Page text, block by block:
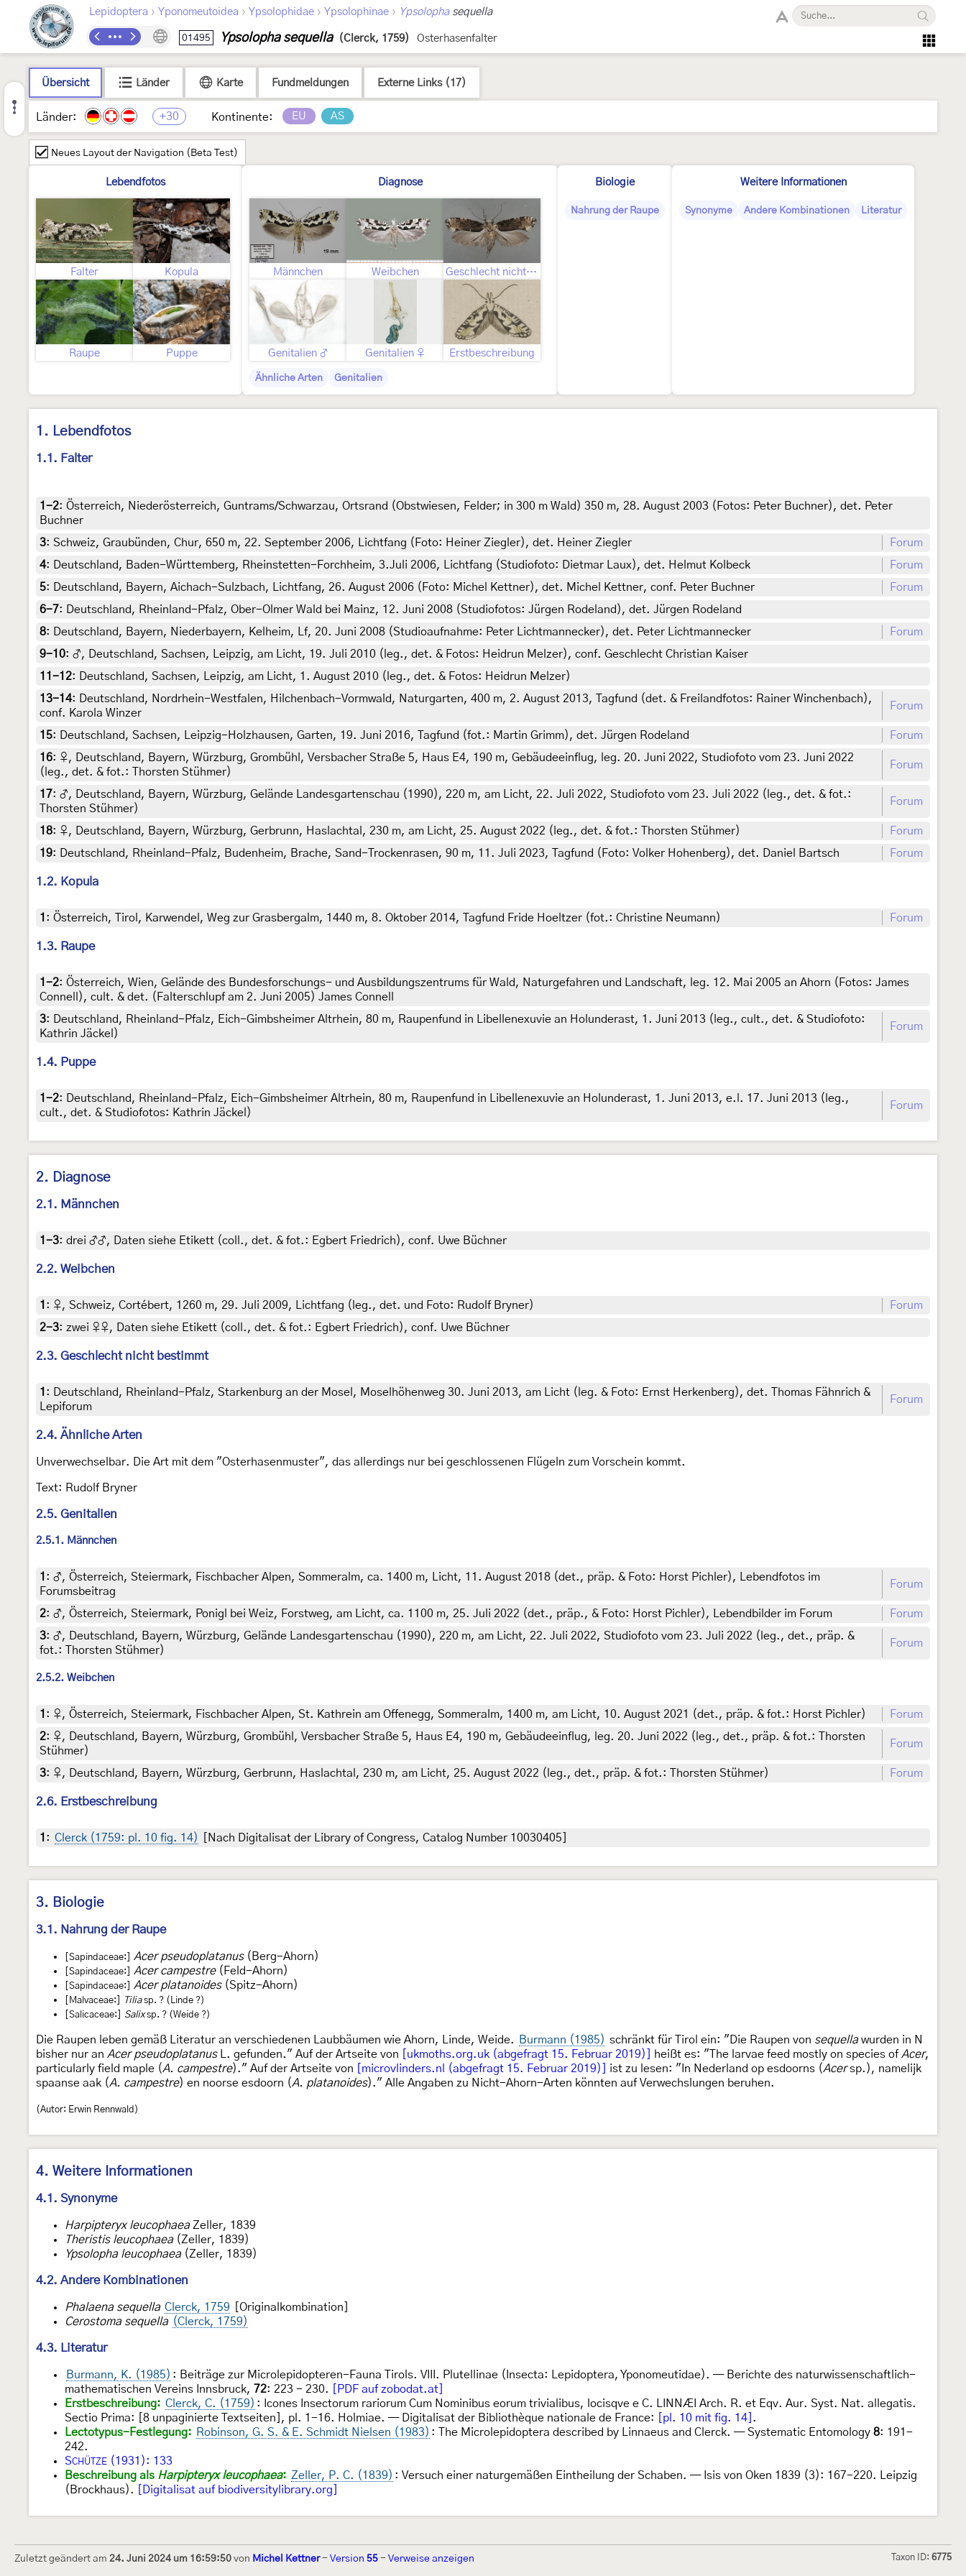
Lepidoptera › Yponomeutoidea › Ypsolophidae › Ypsolophinae › Ypsolophasequella
01495 Ypsolopha sequella (Clerck, 1759) Osterhasenfalter
Übersicht Länder Karte Fundmeldungen Externe Links (17)
Länder: +30 Kontinente: EU AS
Neues Layout der Navigation (Beta Test)
Lebendfotos
Falter Kopula
Raupe Puppe
Diagnose
Männchen Weibchen Geschlecht nicht bestimmt
Genitalien ♂ Genitalien ♀ Erstbeschreibung
Ähnliche Arten Genitalien
Biologie
Nahrung der Raupe
Weitere Informationen
Synonyme Andere Kombinationen Literatur
1. Lebendfotos
1.1. Falter
1-2: Österreich, Niederösterreich, Guntrams/Schwarzau, Ortsrand (Obstwiesen, Felder; in 300 m Wald) 350 m, 28. August 2003 (Fotos: Peter Buchner), det. Peter
Buchner
3: Schweiz, Graubünden, Chur, 650 m, 22. September 2006, Lichtfang (Foto: Heiner Ziegler), det. Heiner Ziegler
Forum
4: Deutschland, Baden-Württemberg, Rheinstetten-Forchheim, 3.Juli 2006, Lichtfang (Studiofoto: Dietmar Laux), det. Helmut Kolbeck
Forum
5: Deutschland, Bayern, Aichach-Sulzbach, Lichtfang, 26. August 2006 (Foto: Michel Kettner), det. Michel Kettner, conf. Peter Buchner
Forum
6-7:
Deutschland, Rheinland-Pfalz, Ober-Olmer Wald bei Mainz, 12. Juni 2008 (Studiofotos: Jürgen Rodeland), det. Jürgen Rodeland
8: Deutschland, Bayern, Niederbayern, Kelheim, Lf, 20. Juni 2008 (Studioaufnahme: Peter Lichtmannecker), det. Peter Lichtmannecker
Forum
9-10: ♂, Deutschland, Sachsen, Leipzig, am Licht, 19. Juli 2010 (leg., det. & Fotos: Heidrun Melzer), conf. Geschlecht Christian Kaiser
11-12:
Deutschland, Sachsen, Leipzig, am Licht, 1. August 2010 (leg., det. & Fotos: Heidrun Melzer)
13-14:
Deutschland, Nordrhein-Westfalen, Hilchenbach-Vormwald, Naturgarten, 400 m, 2. August 2013, Tagfund (det. & Freilandfotos: Rainer Winchenbach),
conf. Karola Winzer
Forum
15: Deutschland, Sachsen, Leipzig-Holzhausen, Garten, 19. Juni 2016, Tagfund (fot.: Martin Grimm), det. Jürgen Rodeland
Forum
16: ♀, Deutschland, Bayern, Würzburg, Grombühl, Versbacher Straße 5, Haus E4, 190 m, Gebäudeeinflug, leg. 20. Juni 2022, Studiofoto vom 23. Juni 2022
(leg., det. & fot.: Thorsten Stühmer)
Forum
17: ♂, Deutschland, Bayern, Würzburg, Gelände Landesgartenschau (1990), 220 m, am Licht, 22. Juli 2022, Studiofoto vom 23. Juli 2022 (leg., det. & fot.:
Thorsten Stühmer)
Forum
18: ♀, Deutschland, Bayern, Würzburg, Gerbrunn, Haslachtal, 230 m, am Licht, 25. August 2022 (leg., det. & fot.: Thorsten Stühmer)
Forum
19: Deutschland, Rheinland-Pfalz, Budenheim, Brache, Sand-Trockenrasen, 90 m, 11. Juli 2023, Tagfund (Foto: Volker Hohenberg), det. Daniel Bartsch Forum
1.2. Kopula
1 : Österreich, Tirol, Karwendel, Weg zur Grasbergalm, 1440 m, 8. Oktober 2014, Tagfund Fride Hoeltzer (fot.: Christine Neumann) Forum
1.3. Raupe
1-2: Österreich, Wien, Gelände des Bundesforschungs- und Ausbildungszentrums für Wald, Naturgefahren und Landschaft, leg. 12. Mai 2005 an Ahorn (Fotos: James
Connell), cult. & det. (Falterschlupf am 2. Juni 2005) James Connell
3: Deutschland, Rheinland-Pfalz, Eich-Gimbsheimer Altrhein, 80 m, Raupenfund in Libellenexuvie an Holunderast, 1. Juni 2013 (leg., cult., det. & Studiofoto:
Kathrin Jäckel)
Forum
1.4. Puppe
1-2: Deutschland, Rheinland-Pfalz, Eich-Gimbsheimer Altrhein, 80 m, Raupenfund in Libellenexuvie an Holunderast, 1. Juni 2013, e.l. 17. Juni 2013 (leg.,
cult., det. & Studiofotos: Kathrin Jäckel)
Forum
2. Diagnose
2.1. Männchen
1-3: drei ♂♂, Daten siehe Etikett (coll., det. & fot.: Egbert Friedrich), conf. Uwe Büchner
2.2. Weibchen
1 : ♀, Schweiz, Cortébert, 1260 m, 29. Juli 2009, Lichtfang (leg., det. und Foto: Rudolf Bryner)
Forum
2-3: zwei ♀♀, Daten siehe Etikett (coll., det. & fot.: Egbert Friedrich), conf. Uwe Büchner
2.3. Geschlecht nicht bestimmt
1 : Deutschland, Rheinland-Pfalz, Starkenburg an der Mosel, Moselhöhenweg 30. Juni 2013, am Licht (leg. & Foto: Ernst Herkenberg), det. Thomas Fähnrich &
Lepiforum
Forum
2.4. Ähnliche Arten
Unverwechselbar. Die Art mit dem "Osterhasenmuster", das allerdings nur bei geschlossenen Flügeln zum Vorschein kommt.
Text: Rudolf Bryner
2.5. Genitalien
2.5.1. Männchen
1 : ♂, Österreich, Steiermark, Fischbacher Alpen, Sommeralm, ca. 1400 m, Licht, 11. August 2018 (det., präp. & Foto: Horst Pichler), Lebendfotos im
Forumsbeitrag
Forum
2: ♂, Österreich, Steiermark, Ponigl bei Weiz, Forstweg, am Licht, ca. 1100 m, 25. Juli 2022 (det., präp., & Foto: Horst Pichler), Lebendbilder im Forum
Forum
3: ♂, Deutschland, Bayern, Würzburg, Gelände Landesgartenschau (1990), 220 m, am Licht, 22. Juli 2022, Studiofoto vom 23. Juli 2022 (leg., det., präp. &
fot.: Thorsten Stühmer)
Forum
2.5.2. Weibchen
1 : ♀, Österreich, Steiermark, Fischbacher Alpen, St. Kathrein am Offenegg, Sommeralm, 1400 m, am Licht, 10. August 2021 (det., präp. & fot.: Horst Pichler)
Forum
2: ♀, Deutschland, Bayern, Würzburg, Grombühl, Versbacher Straße 5, Haus E4, 190 m, Gebäudeeinflug, leg. 20. Juni 2022 (leg., det., präp. & fot.: Thorsten
Stühmer)
Forum
3: ♀, Deutschland, Bayern, Würzburg, Gerbrunn, Haslachtal, 230 m, am Licht, 25. August 2022 (leg., det., präp. & fot.: Thorsten Stühmer) Forum
2.6. Erstbeschreibung
1 : Clerck (1759: pl. 10 fig. 14) [Nach Digitalisat der Library of Congress, Catalog Number 10030405]
3. Biologie
3.1. Nahrung der Raupe
[Sapindaceae:] Acer pseudoplatanus(Berg-Ahorn)
[Sapindaceae:] Acer campestre(Feld-Ahorn)
[Sapindaceae:] Acer platanoides(Spitz-Ahorn)
[Malvaceae:] Tiliasp. ? (Linde ?)
[Salicaceae:]
Salixsp. ? (Weide ?)
Die Raupen leben gemäß Literatur an verschiedenen Laubbäumen wie Ahorn, Linde, Weide. Burmann (1985) schränkt für Tirol ein: "Die Raupen von sequellawurden in N
bisher nur an Acer pseudoplatanusL. gefunden." Auf der Artseite von [ukmoths.org.uk (abgefragt 15. Februar 2019)] heißt es: "The larvae feed mostly on species of Acer,
particularly field maple (A. campestre)." Auf der Artseite von [microvlinders.nl (abgefragt 15. Februar 2019)] ist zu lesen: "In Nederland op esdoorns (Acersp.), namelijk
spaanse aak (A. campestre) en noorse esdoorn (A. platanoides)." Alle Angaben zu Nicht-Ahorn-Arten könnten auf Verwechslungen beruhen.
(Autor: Erwin Rennwald)
4. Weitere Informationen
4.1. Synonyme
Harpipteryx leucophaeaZeller, 1839
Theristis leucophaea(Zeller, 1839)
Ypsolopha leucophaea(Zeller, 1839)
4.2. Andere Kombinationen
Phalaena sequella Clerck, 1759
[Originalkombination]
Cerostoma sequella (Clerck, 1759)
4.3. Literatur
Burmann, K. (1985) : Beiträge zur Microlepidopteren-Fauna Tirols. VIII. Plutellinae (Insecta: Lepidoptera, Yponomeutidae). — Berichte des naturwissenschaftlich-
mathematischen Vereins Innsbruck, 72: 223 - 230.
[PDF auf zobodat.at]
Erstbeschreibung: Clerck, C. (1759) : Icones Insectorum rariorum Cum Nominibus eorum trivialibus, locisqve e C. LINNÆI Arch. R. et Eqv. Aur. Syst. Nat. allegatis.
Sectio Prima: [8 unpaginierte Textseiten], pl. 1-16. Holmiae. — Digitalisat der Bibliothèque nationale de France:
[pl. 10 mit fig. 14] .
Lectotypus-Festlegung: Robinson, G. S. & E. Schmidt Nielsen (1983) : The Microlepidoptera described by Linnaeus and Clerck. — Systematic Entomology 8: 191-
242.
SCHÜTZE (1931): 133
Beschreibung als Harpipteryx leucophaea: Zeller, P. C. (1839) : Versuch einer naturgemäßen Eintheilung der Schaben. — Isis von Oken 1839 (3): 167-220. Leipzig
(Brockhaus).
[Digitalisat auf biodiversitylibrary.org]
Zuletzt geändert am 24. Juni 2024 um 16:59:50 von Michel Kettner- Version 55 - Verweise anzeigen Taxon ID: 6775